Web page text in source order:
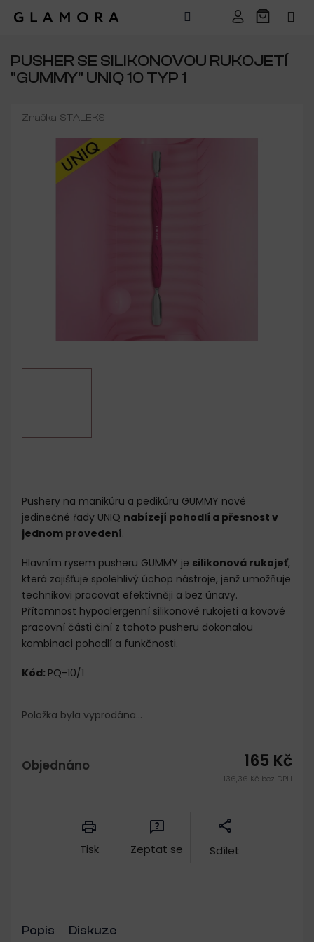
obsah
PUSHER SE SILIKONOVOU RUKOJETÍ
"GUMMY" UNIQ 10 TYP 1
Značka: STALEKS
165 Kč
136,36 Kč bez DPH
Objednáno
Položka byla vyprodána…
Pushery na manikúru a pedikúru GUMMY nové
jedinečné řady UNIQ nabízejí pohodlí a přesnost v
jednom provedení.
Hlavním rysem pusheru GUMMY je silikonová rukojeť,
která zajišťuje spolehlivý úchop nástroje, jenž umožňuje
technikovi pracovat efektivněji a bez únavy.
Přítomnost hypoalergenní silikonové rukojeti a kovové
pracovní části činí z tohoto pusheru dokonalou
kombinaci pohodlí a funkčnosti.
Kód: PQ-10/1
Tisk Zeptat se Sdílet
Popis Diskuze